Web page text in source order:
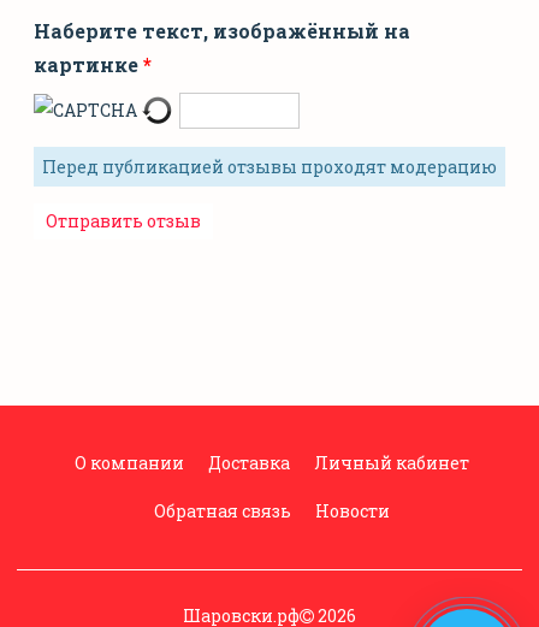
Наберите текст, изображённый на
картинке
Перед публикацией отзывы проходят модерацию
О компании Доставка Личный кабинет
Обратная связь Новости
Шаровски.рф 2026